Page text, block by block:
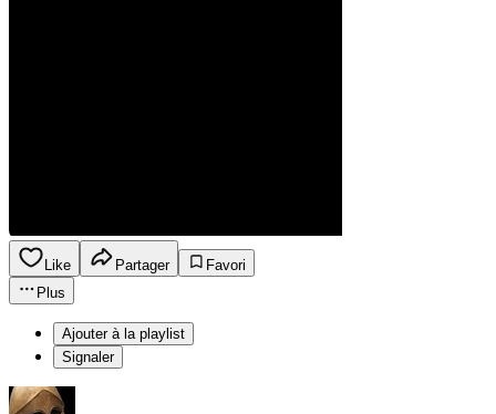
Like Partager
Favori
Plus
Ajouter à la playlist
Signaler